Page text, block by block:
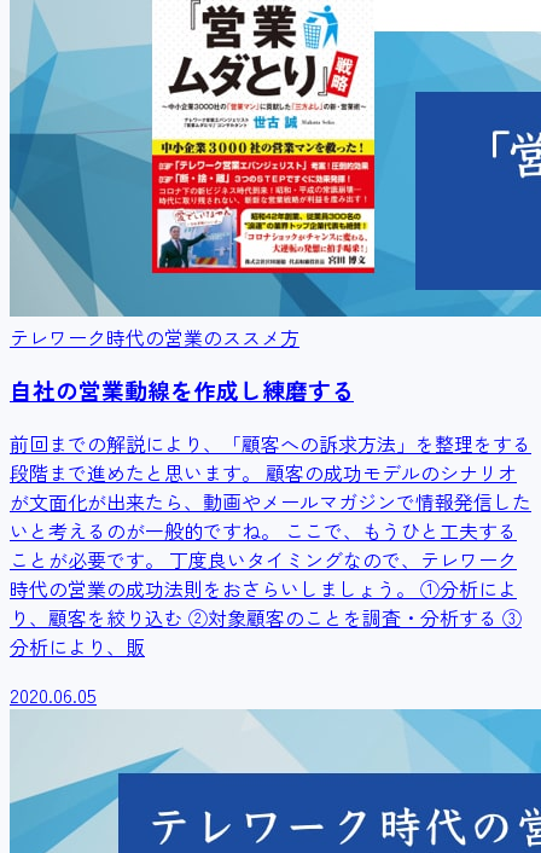
テレワーク時代の営業のススメ方
自社の営業動線を作成し練磨する
前回までの解説により、「顧客への訴求方法」を整理をする
段階まで進めたと思います。 顧客の成功モデルのシナリオ
が文面化が出来たら、動画やメールマガジンで情報発信した
いと考えるのが一般的ですね。 ここで、もうひと工夫する
ことが必要です。 丁度良いタイミングなので、テレワーク
時代の営業の成功法則をおさらいしましょう。 ①分析によ
り、顧客を絞り込む ②対象顧客のことを調査・分析する ③
分析により、販
2020.06.05